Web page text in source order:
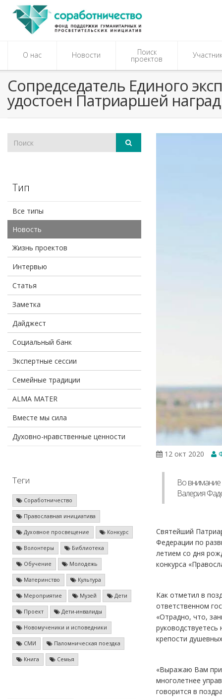
О нас Новости Поиск
проектов
​Сопредседатель Единого
удостоен Патриаршей
Тип
Все типы
Новость
Жизнь проектов
Интервью
Статья
Заметка
Дайджест
Социальный банк
Экспертные сессии
Семейные традиции
ALMA MATER
Вместе мы сила
Духовно-нравственные ценности
Теги
Соработничество
Православная инициатива
Духовное просвещение Конкурс
Волонтеры Библиотека
Обучение Молодежь
Материнство Культура
Мероприятие Музей Дети
Проект Дети-инвалиды
Новомученики и исповедники
СМИ Паломническая поездка
Книга Семья
12 окт 2020
Во внимание
Валерия
Святейший
Федерации по
летием со дня
конкурса
Как отметил в
ответственном
«Отрадно, что,
крепости
«Выражаю Вам
многолетнее
говорится в